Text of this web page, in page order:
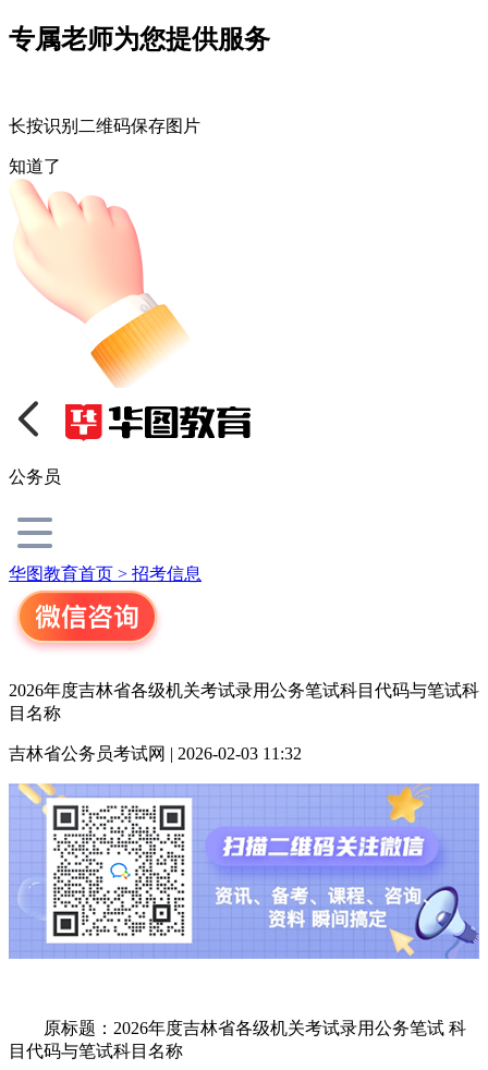
专属老师为您提供服务
长按识别二维码保存图片
知道了
公务员
华图教育首页 > 招考信息
2026年度吉林省各级机关考试录用公务笔试科目代码与笔试科
目名称
吉林省公务员考试网 | 2026-02-03 11:32
原标题：2026年度吉林省各级机关考试录用公务笔试 科
目代码与笔试科目名称